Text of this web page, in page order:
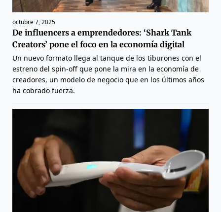
octubre 7, 2025
De influencers a emprendedores: ‘Shark Tank
Creators’ pone el foco en la economía digital
Un nuevo formato llega al tanque de los tiburones con el
estreno del spin-off que pone la mira en la economía de
creadores, un modelo de negocio que en los últimos años
ha cobrado fuerza.